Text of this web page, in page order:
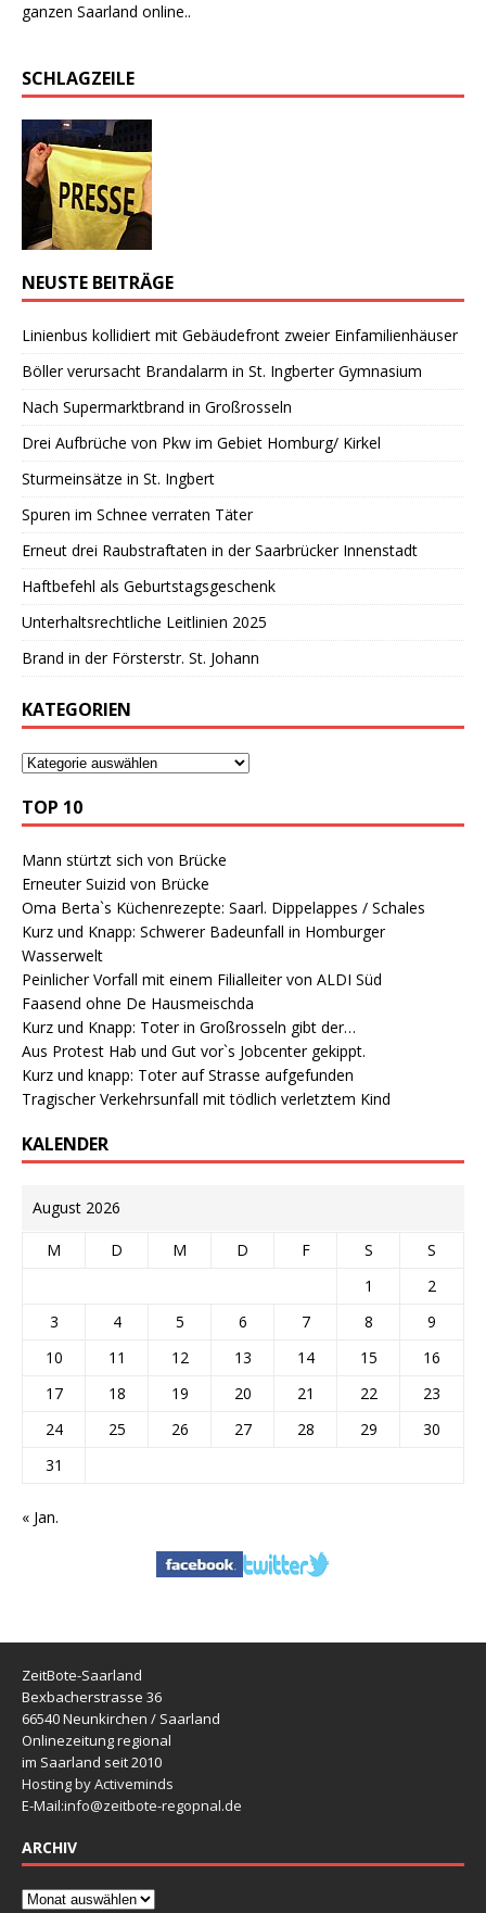
ganzen Saarland online..
SCHLAGZEILE
NEUSTE BEITRÄGE
Linienbus kollidiert mit Gebäudefront zweier Einfamilienhäuser
Böller verursacht Brandalarm in St. Ingberter Gymnasium
Nach Supermarktbrand in Großrosseln
Drei Aufbrüche von Pkw im Gebiet Homburg/ Kirkel
Sturmeinsätze in St. Ingbert
Spuren im Schnee verraten Täter
Erneut drei Raubstraftaten in der Saarbrücker Innenstadt
Haftbefehl als Geburtstagsgeschenk
Unterhaltsrechtliche Leitlinien 2025
Brand in der Försterstr. St. Johann
KATEGORIEN
TOP 10
Mann stürtzt sich von Brücke
Erneuter Suizid von Brücke
Oma Berta`s Küchenrezepte: Saarl. Dippelappes / Schales
Kurz und Knapp: Schwerer Badeunfall in Homburger
Wasserwelt
Peinlicher Vorfall mit einem Filialleiter von ALDI Süd
Faasend ohne De Hausmeischda
Kurz und Knapp: Toter in Großrosseln gibt der…
Aus Protest Hab und Gut vor`s Jobcenter gekippt.
Kurz und knapp: Toter auf Strasse aufgefunden
Tragischer Verkehrsunfall mit tödlich verletztem Kind
KALENDER
August 2026
M D M D F S
S
1
2
3
4 5 6 7 8
9
10
11 12 13 14 15
16
17
18 19 20 21 22
23
24
25 26 27 28 29
30
31
« Jan.
ZeitBote-Saarland
Bexbacherstrasse 36
66540 Neunkirchen / Saarland
Onlinezeitung regional
im Saarland seit 2010
Hosting by Activeminds
E-Mail:info@zeitbote-regopnal.de
ARCHIV